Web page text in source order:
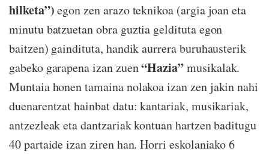
hilketa”)egon zen arazo teknikoa (argia joan eta
minutu batzuetan obra guztia geldituta egon
baitzen) gaindituta, handik aurrera buruhausterik
gabeko garapena izan zuen“Hazia”musikalak.
Muntaia honen tamaina nolakoa izan zen jakin nahi
duenarentzat hainbat datu: kantariak, musikariak,
antzezleak eta dantzariak kontuan hartzen baditugu
40 partaide izan ziren han. Horri eskolaniako 6